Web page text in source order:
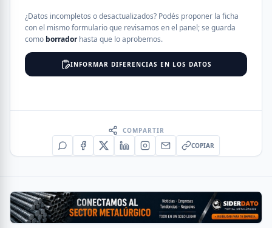
¿Datos incompletos o desactualizados? Podés proponer la ficha
con el mismo formulario que revisamos en el panel; se guarda
como borradorhasta que lo aprobemos.
INFORMAR DIFERENCIAS EN LOS DATOS
COMPARTIR
COPIAR